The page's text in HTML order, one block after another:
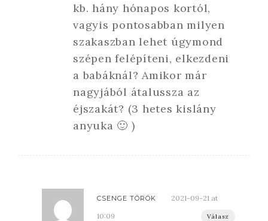
kb. hány hónapos kortól,
vagyis pontosabban milyen
szakaszban lehet úgymond
szépen felépíteni, elkezdeni
a babáknál? Amikor már
nagyjából átalussza az
éjszakát? (3 hetes kislány
anyuka 🙂 )
CSENGE TÖRÖK
2021-09-21 at
10:09
Válasz